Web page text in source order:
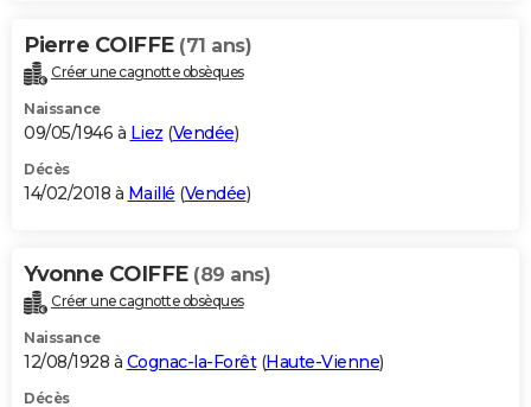
Pierre COIFFE (71 ans)
Créer une cagnotte obsèques
Naissance
09/05/1946 à Liez (Vendée)
Décès
14/02/2018 à Maillé (Vendée)
Yvonne COIFFE (89 ans)
Créer une cagnotte obsèques
Naissance
12/08/1928 à Cognac-la-Forêt(Haute-Vienne)
Décès